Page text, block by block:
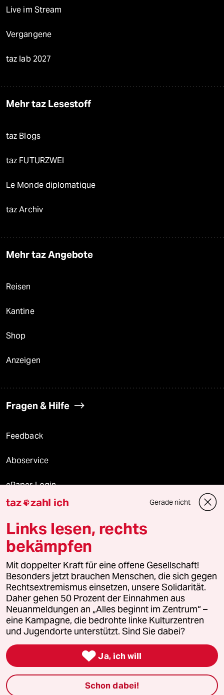
Live im Stream
Vergangene
taz lab 2027
Mehr taz Lesestoff
taz Blogs
taz FUTURZWEI
Le Monde diplomatique
taz Archiv
Mehr taz Angebote
Reisen
Kantine
Shop
Anzeigen
Fragen & Hilfe
Feedback
Aboservice
ePaper Login
Downloads für Abonnierende
© 2026 taz Verlags und Vertriebs GmbH
Alle Rechte vorbehalten. Bei rechtlichen Fragen oder für Genehmigungen
wenden Sie sich bitte an
lizenzen@taz.de
Feedback Redaktionsstatut Kommune-Richtlinien
Leitlinie Informant Datenschutz Impressum AGB
Seitenwende Einwilligungen widerrufen (Ads)
taz zahl ich Gerade nicht
Links lesen, rechts
bekämpfen
Mit doppelter Kraft für eine offene Gesellschaft!
Besonders jetzt brauchen Menschen, die sich gegen
Rechtsextremismus einsetzen, unsere Solidarität.
Daher gehen 50 Prozent der Einnahmen aus
Neuanmeldungen an „Alles beginnt im Zentrum“ –
eine Kampagne, die bedrohte linke Kulturzentren
und Jugendorte unterstützt. Sind Sie dabei?
 Ja, ich will
Schon dabei!